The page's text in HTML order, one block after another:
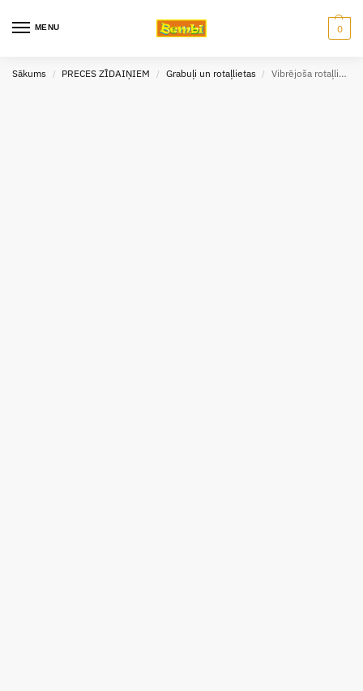
MENU 0
Sākums / PRECES ZĪDAIŅIEM / Grabuļi un rotaļlietas / Vibrējoša rotaļlieta Basil bear Baby ono